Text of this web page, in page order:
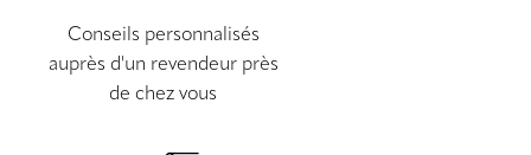
Conseils personnalisés
auprès d'un revendeur près
de chez vous